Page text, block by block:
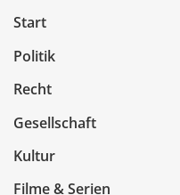
Start
Politik
Recht
Gesellschaft
Kultur
Filme & Serien